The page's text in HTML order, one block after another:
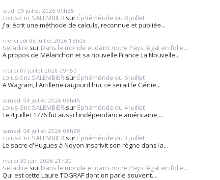
jeudi 09 juillet 2026 09h35
Loius-Eric SALEMBIER sur Éphéméride du 8 juillet
j'ai écrit une méthode de calculs, reconnue et publiée...
mercredi 08 juillet 2026 13h05
Setadire sur Dans le monde et dans notre Pays légal en folie...
A propos de Mélanchon et sa nouvelle France La Nouvelle...
mardi 07 juillet 2026 09h50
Loius-Eric SALEMBIER sur Éphéméride du 6 juillet
A Wagram, l'Artillerie (aujourd'hui, ce serait le Génie...
samedi 04 juillet 2026 08h45
Loius-Eric SALEMBIER sur Éphéméride du 4 juillet
Le 4 juillet 1776 fut aussi l'indépendance américaine,...
samedi 04 juillet 2026 08h30
Loius-Eric SALEMBIER sur Éphéméride du 3 juillet
Le sacre d'Hugues à Noyon inscrivit son règne dans la...
mardi 30 juin 2026 21h20
Setadire sur Dans le monde et dans notre Pays légal en folie...
Qui est cette Laure TOGRAF dont on parle souvent....